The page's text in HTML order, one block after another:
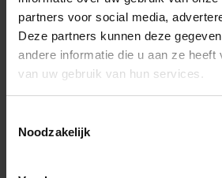
partners voor social media,
Deze partners kunnen deze
andere informatie die u aan ze heeft
van uw gebruik van hun services.
Noodzakelijk